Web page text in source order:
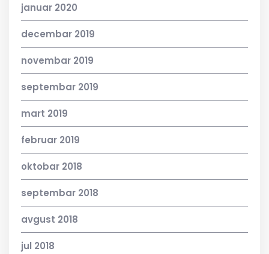
januar 2020
decembar 2019
novembar 2019
septembar 2019
mart 2019
februar 2019
oktobar 2018
septembar 2018
avgust 2018
jul 2018